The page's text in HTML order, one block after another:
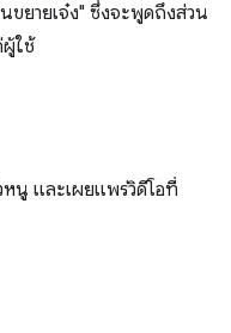
ยายเจ๋ง" ซึ่งจะพูดถึงส่วน
ใช้
หนู และเผยแพร่วิดีโอที่